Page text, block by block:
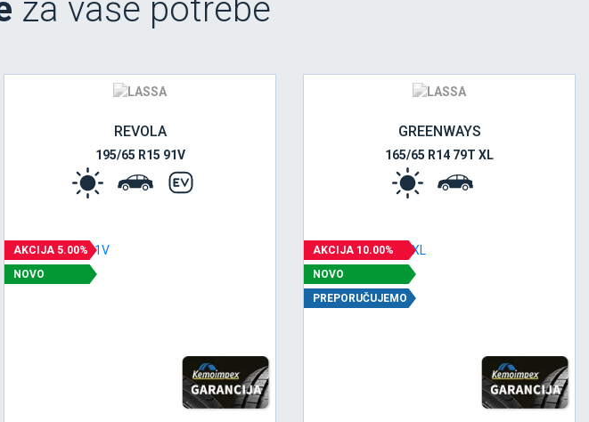
za vaše potrebe
REVOLA
195/65 R15 91V
AKCIJA 5.00%
NOVO
GREENWAYS
165/65 R14 79T XL
AKCIJA 10.00%
NOVO
PREPORUČUJEMO